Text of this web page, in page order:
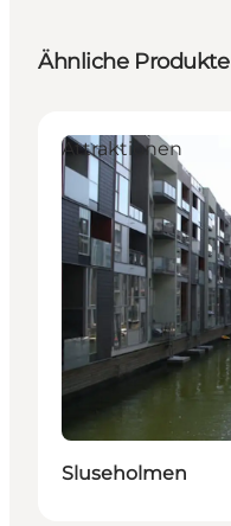
Ähnliche Produkte
Attraktionen
Sluseholmen